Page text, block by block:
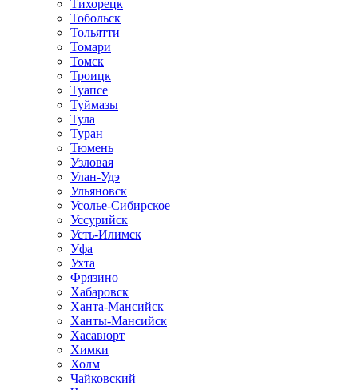
Тихорецк
Тобольск
Тольятти
Томари
Томск
Троицк
Туапсе
Туймазы
Тула
Туран
Тюмень
Узловая
Улан-Удэ
Ульяновск
Усолье-Сибирское
Уссурийск
Усть-Илимск
Уфа
Ухта
Фрязино
Хабаровск
Ханта-Мансийск
Ханты-Мансийск
Хасавюрт
Химки
Холм
Чайковский